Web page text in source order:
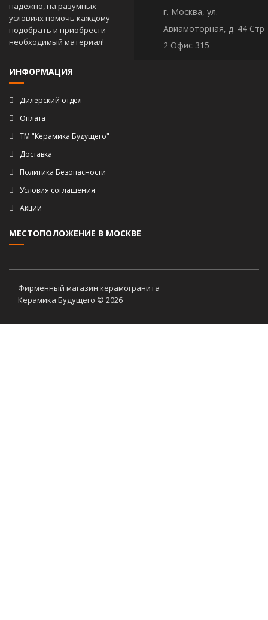
надежно, на разумных
условиях помочь каждому
подобрать и приобрести
необходимый материал!
г. Москва, ул.
Авиамоторная, д. 44 Стр
2 Офис 315
ИНФОРМАЦИЯ
Дилерский отдел
Оплата
ТМ "Керамика Будущего"
Доставка
Политика Безопасности
Условия соглашения
Акции
МЕСТОПОЛОЖЕНИЕ В МОСКВЕ
Фирменный магазин керамогранита
Керамика Будущего © 2026